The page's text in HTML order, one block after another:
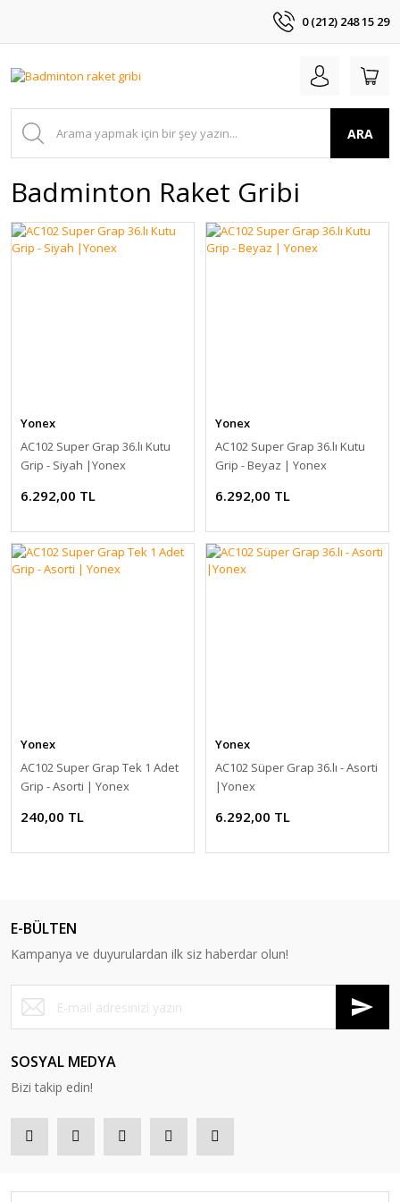
0 (212) 248 15 29
ARA
Badminton Raket Gribi
Yonex
AC102 Super Grap 36.lı Kutu
Grip - Siyah |Yonex
6.292,00 TL
Yonex
AC102 Super Grap 36.lı Kutu
Grip - Beyaz | Yonex
6.292,00 TL
Yonex
AC102 Super Grap Tek 1 Adet
Grip - Asorti | Yonex
240,00 TL
Yonex
AC102 Süper Grap 36.lı - Asorti
|Yonex
6.292,00 TL
E-BÜLTEN
Kampanya ve duyurulardan ilk siz haberdar olun!
SOSYAL MEDYA
Bizi takip edin!